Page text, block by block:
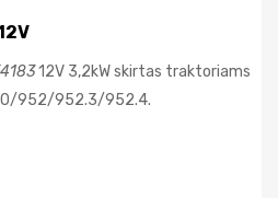
12V 3,2kW skirtas traktoriams
952/952.3/952.4.